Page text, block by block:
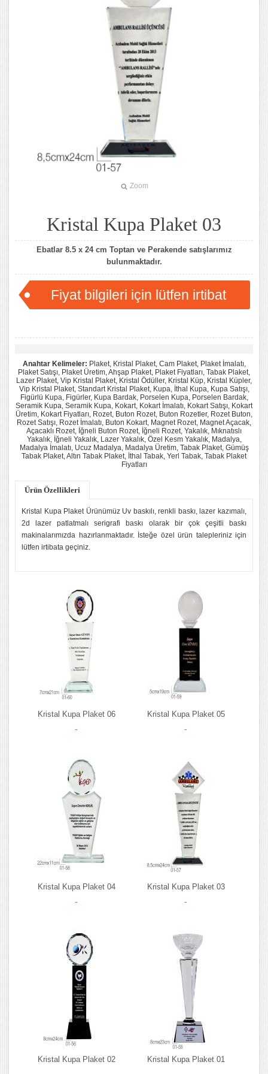
Zoom
Kristal Kupa Plaket 03
Ebatlar 8.5 x 24 cm Toptan ve Perakende satışlarımız
bulunmaktadır.
Fiyat bilgileri için lütfen irtibat
Anahtar Kelimeler: Plaket, Kristal Plaket, Cam Plaket, Plaket İmalatı,
Plaket Satışı, Plaket Üretim, Ahşap Plaket, Plaket Fiyatları, Tabak Plaket,
Lazer Plaket, Vip Kristal Plaket, Kristal Ödüller, Kristal Küp, Kristal Küpler,
Vip Kristal Plaket, Standart Kristal Plaket, Kupa, İthal Kupa, Kupa Satışı,
Figürlü Kupa, Figürler, Kupa Bardak, Porselen Kupa, Porselen Bardak,
Seramik Kupa, Seramik Kupa, Kokart, Kokart İmalatı, Kokart Satışı, Kokart
Üretim, Kokart Fiyatları, Rozet, Buton Rozet, Buton Rozetler, Rozet Buton,
Rozet Satışı, Rozet İmalatı, Buton Kokart, Magnet Rozet, Magnet Açacak,
Açacaklı Rozet, İğneli Buton Rozet, İğneli Rozet, Yakalık, Mıknatıslı
Yakalık, İğneli Yakalık, Lazer Yakalık, Özel Kesm Yakalık, Madalya,
Madalya İmalatı, Ucuz Madalya, Madalya Üretim, Tabak Plaket, Gümüş
Tabak Plaket, Altın Tabak Plaket, İthal Tabak, Yerl Tabak, Tabak Plaket
Fiyatları
Ürün Özellikleri
Kristal Kupa Plaket Ürünümüz Uv baskılı, renkli baskı, lazer kazımalı,
2d lazer patlatmalı serigrafi baskı olarak bir çok çeşitli baskı
makinalarımızda hazırlanmaktadır. İsteğe özel ürün talepleriniz için
lütfen irtibata geçiniz.
Kristal Kupa Plaket 06
-
Kristal Kupa Plaket 05
-
Kristal Kupa Plaket 04
-
Kristal Kupa Plaket 03
-
Kristal Kupa Plaket 02 Kristal Kupa Plaket 01